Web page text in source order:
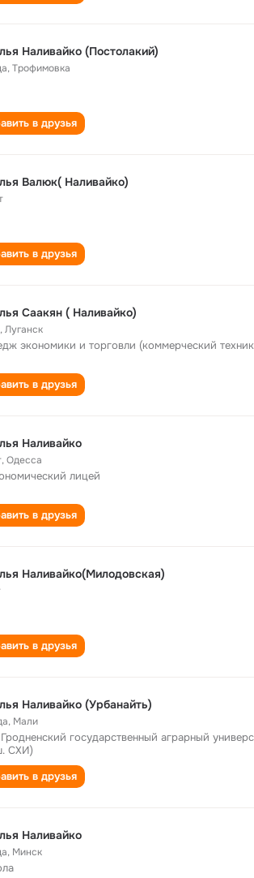
Наливайко (Постолакий)
,Трофимовка
в друзья
Валюк( Наливайко)
в друзья
Саакян ( Наливайко)
,Луганск
экономики и торговли (коммерческий
в друзья
Наливайко
,Одесса
лицей
в друзья
Наливайко(Милодовская)
в друзья
Наливайко (Урбанайть)
, Мали
Гродненский государственный аграрный
СХИ)
в друзья
Наливайко
, Минск